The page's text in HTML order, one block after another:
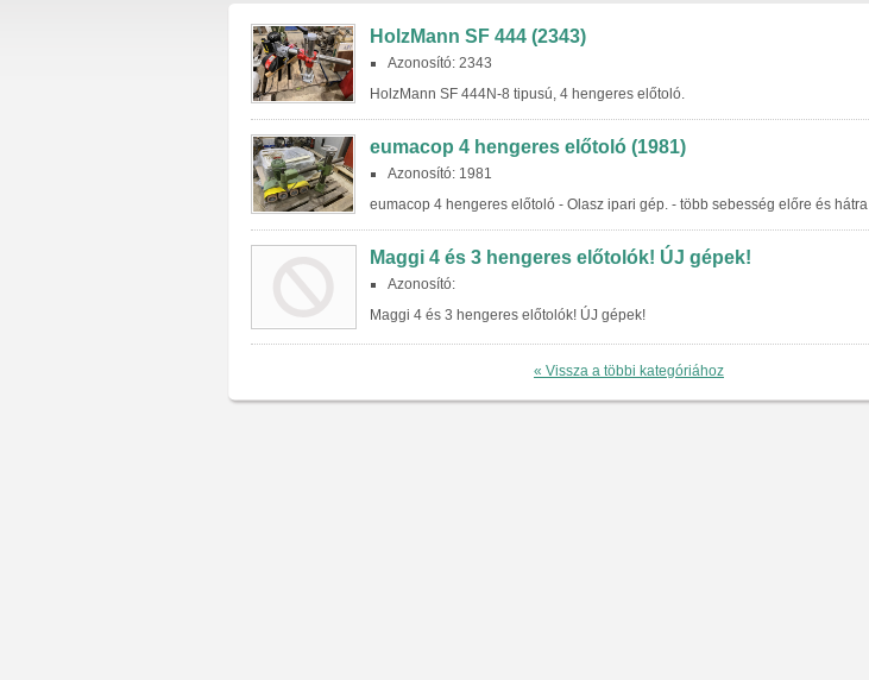
HolzMann SF 444 (2343)
Azonosító: 2343
HolzMann SF 444N-8 tipusú, 4 hengeres előtoló.
eumacop 4 hengeres előtoló (1981)
Azonosító: 1981
eumacop 4 hengeres előtoló - Olasz ipari gép. - több sebesség előre és hátra
Maggi 4 és 3 hengeres előtolók! ÚJ gépek!
Azonosító:
Maggi 4 és 3 hengeres előtolók! ÚJ gépek!
« Vissza a többi kategóriához